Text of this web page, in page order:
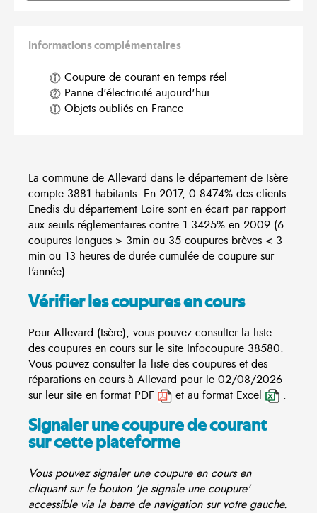
Informations complémentaires
Coupure de courant en temps réel
Panne d'électricité aujourd'hui
Objets oubliés en France
La commune de Allevard dans le département de Isère
compte 3881 habitants. En 2017, 0.8474% des clients
Enedis du département Loire sont en écart par rapport
aux seuils réglementaires contre 1.3425% en 2009 (6
coupures longues > 3min ou 35 coupures brèves < 3
min ou 13 heures de durée cumulée de coupure sur
l'année).
Vérifier les coupures en cours
Pour Allevard (Isère), vous pouvez consulter la liste
des coupures en cours sur le site Infocoupure 38580.
Vous pouvez consulter la liste des coupures et des
réparations en cours à Allevard pour le 02/08/2026
sur leur site en format PDF
et au format Excel .
Signaler une coupure de courant
sur cette plateforme
Vous pouvez signaler une coupure en cours en
cliquant sur le bouton 'Je signale une coupure'
accessible via la barre de navigation sur votre gauche.